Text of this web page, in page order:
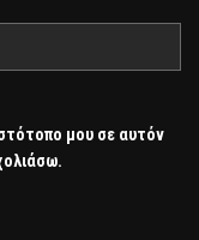
μου σε αυτόν